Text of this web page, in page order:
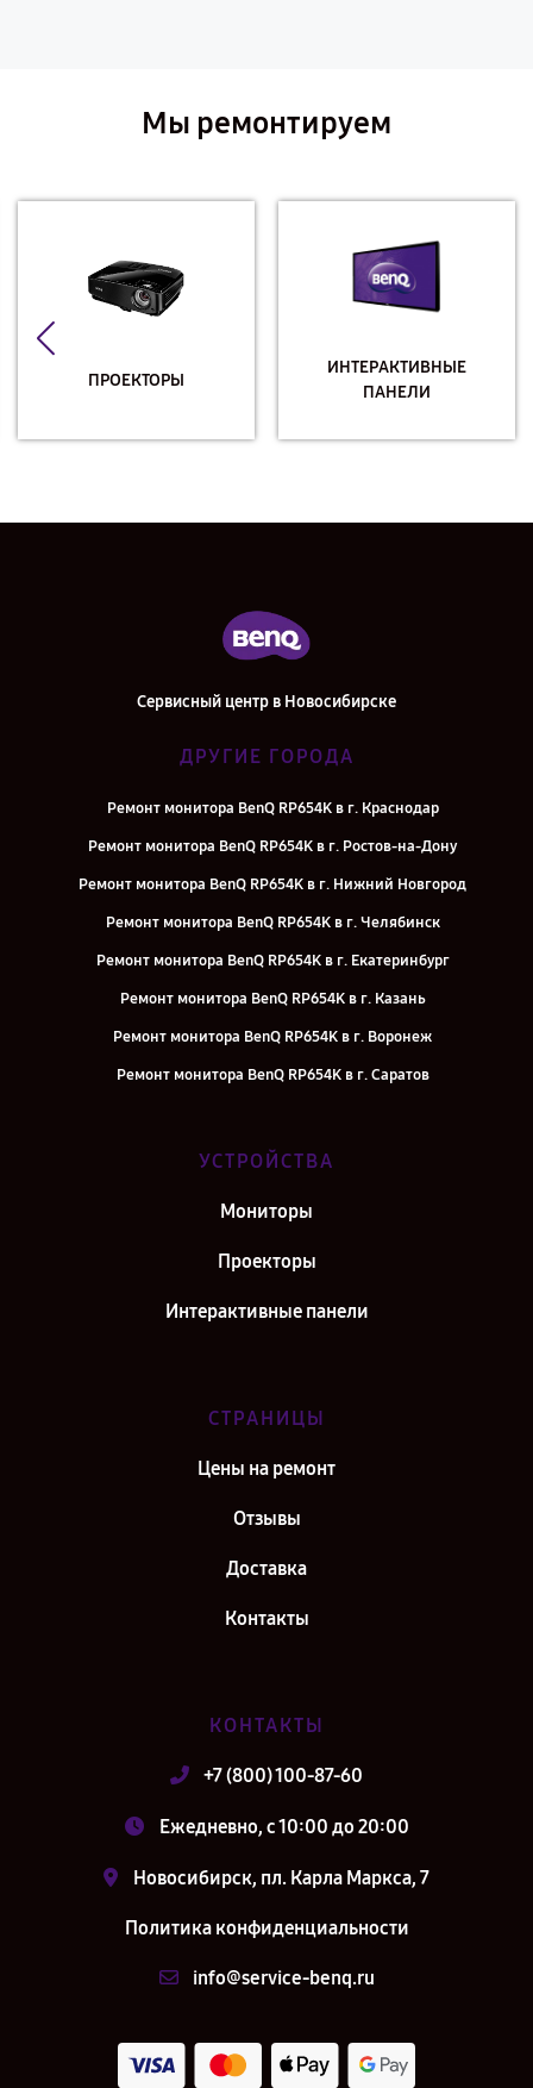
Мы ремонтируем
ПРОЕКТОРЫ
ИНТЕРАКТИВНЫЕ
ПАНЕЛИ
Сервисный центр в Новосибирске
ДРУГИЕ ГОРОДА
Ремонт монитора BenQ RP654K в г. Краснодар
Ремонт монитора BenQ RP654K в г. Ростов-на-Дону
Ремонт монитора BenQ RP654K в г. Нижний Новгород
Ремонт монитора BenQ RP654K в г. Челябинск
Ремонт монитора BenQ RP654K в г. Екатеринбург
Ремонт монитора BenQ RP654K в г. Казань
Ремонт монитора BenQ RP654K в г. Воронеж
Ремонт монитора BenQ RP654K в г. Саратов
Ремонт монитора BenQ RP654K в г. Киров
Ремонт монитора BenQ RP654K в г. Санкт-Петербург
УСТРОЙСТВА
Мониторы
Проекторы
Интерактивные панели
СТРАНИЦЫ
Цены на ремонт
Отзывы
Доставка
Контакты
КОНТАКТЫ
+7 (800) 100-87-60
Ежедневно, с 10:00 до 20:00
Новосибирск, пл. Карла Маркса, 7
Политика конфиденциальности
info@service-benq.ru